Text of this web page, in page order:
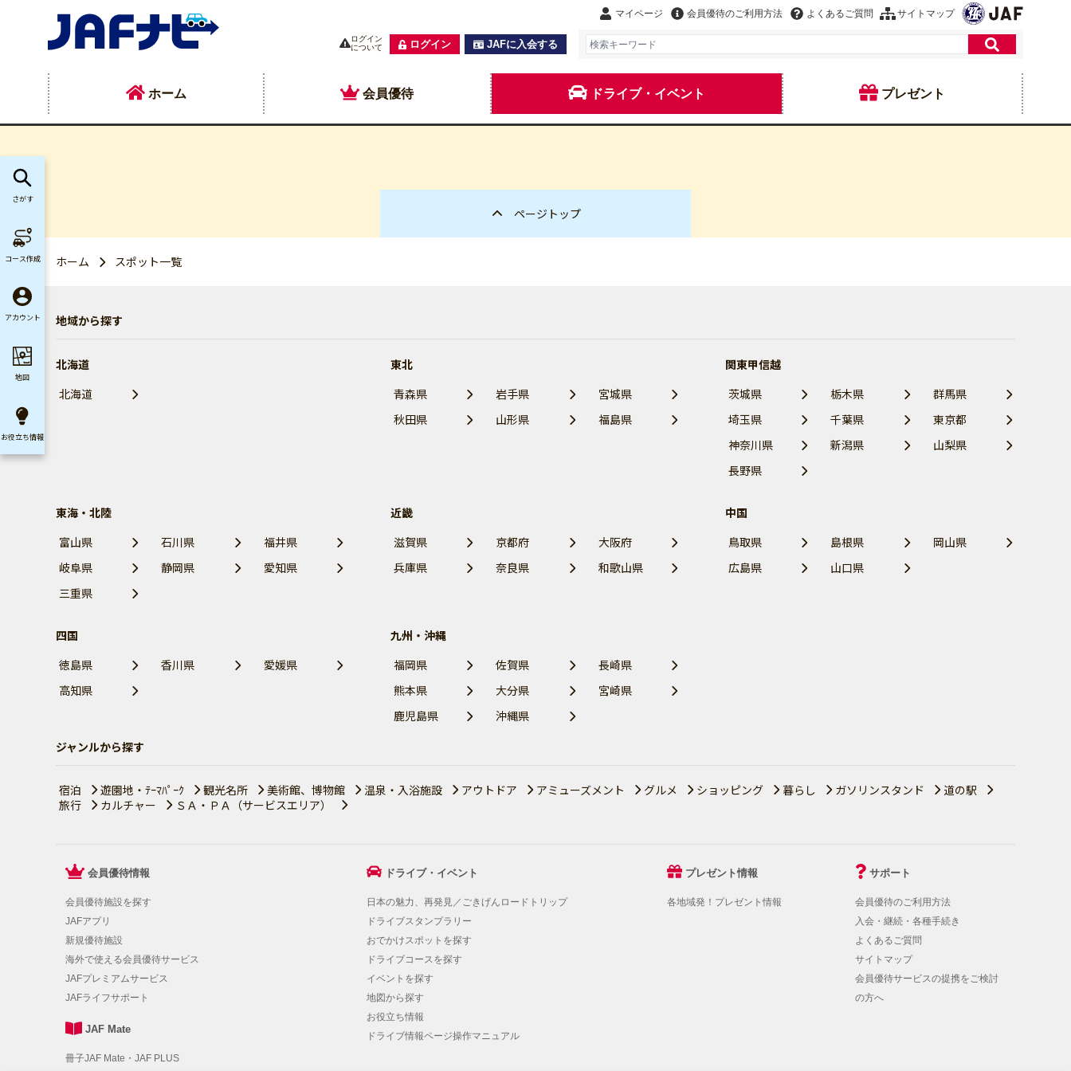
マイページ 会員優待のご利用方法 よくあるご質問 サイトマップ
ログイン
について
ログイン JAFに入会する
ホーム 会員優待 ドライブ・イベント プレゼント
ページトップ
ホーム スポット一覧
地域から探す
北海道
北海道
東北
青森県
岩手県
宮城県
秋田県
山形県 福島県
関東甲信越
茨城県
栃木県
群馬県
埼玉県
千葉県
東京都
神奈川県
新潟県
山梨県
長野県
東海・北陸
富山県
石川県
福井県
岐阜県
静岡県
愛知県
三重県
近畿
滋賀県
京都府
大阪府
兵庫県
奈良県 和歌山県
中国
鳥取県
島根県
岡山県
広島県
山口県
四国
徳島県
香川県
愛媛県
高知県
九州・沖縄
福岡県
佐賀県
長崎県
熊本県
大分県
宮崎県
鹿児島県
沖縄県
ジャンルから探す
宿泊 遊園地・ﾃｰﾏﾊﾟｰｸ 観光名所 美術館、博物館 温泉・入浴施設 アウトドア アミューズメント グルメ ショッピング 暮らし ガソリンスタンド
道の駅
旅行
カルチャー ＳＡ・ＰＡ（サービスエリア）
会員優待情報
会員優待施設を探す
JAFアプリ
新規優待施設
海外で使える会員優待サービス
JAFプレミアムサービス
JAFライフサポート
JAF Mate
冊子JAF Mate・JAF PLUS
ドライブ・イベント
日本の魅力、再発見／ごきげんロードトリップ
ドライブスタンプラリー
おでかけスポットを探す
ドライブコースを探す
イベントを探す
地図から探す
お役立ち情報
ドライブ情報ページ操作マニュアル
プレゼント情報
各地域発！プレゼント情報
サポート
会員優待のご利用方法
入会・継続・各種手続き
よくあるご質問
サイトマップ
会員優待サービスの提携をご検討
の方へ
さがす
コース作成
アカウント
地図
お役立ち情報